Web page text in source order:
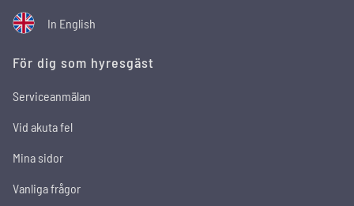
In English
För dig som hyresgäst
Serviceanmälan
Vid akuta fel
Mina sidor
Vanliga frågor